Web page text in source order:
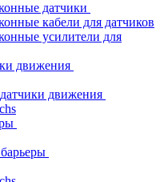
датчики
кабели для датчиков
усилители для
движения
движения